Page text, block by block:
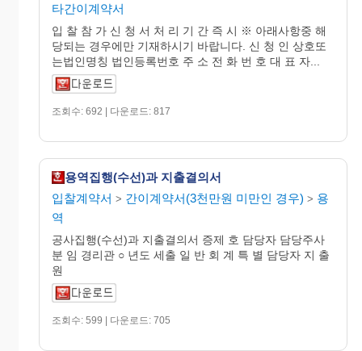
타간이계약서
입 찰 참 가 신 청 서 처 리 기 간 즉 시 ※ 아래사항중 해
당되는 경우에만 기재하시기 바랍니다. 신 청 인 상호또
는법인명칭 법인등록번호 주 소 전 화 번 호 대 표 자...
조회수: 692 | 다운로드: 817
용역집행(수선)과 지출결의서
입찰계약서 > 간이계약서(3천만원 미만인 경우) > 용
역
공사집행(수선)과 지출결의서 증제 호 담당자 담당주사
분 임 경리관 ○ 년도 세출 일 반 회 계 특 별 담당자 지 출
원
조회수: 599 | 다운로드: 705